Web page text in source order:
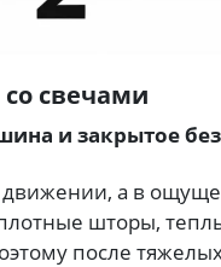
свечами
и закрытое
движении, а в
шторы,
после